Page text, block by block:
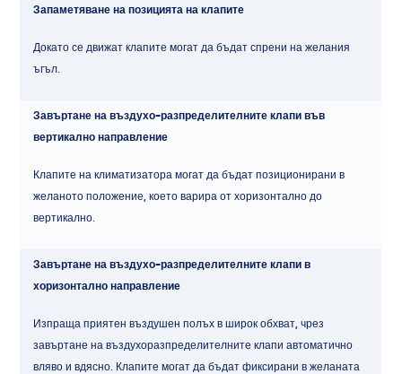
Запаметяване на позицията на клапите
Докато се движат клапите могат да бъдат спрени на желания
ъгъл.
Завъртане на въздухо-разпределителните клапи във
вертикално направление
Клапите на климатизатора могат да бъдат позиционирани в
желаното положение, което варира от хоризонтално до
вертикално.
Завъртане на въздухо-разпределителните клапи в
хоризонтално направление
Изпраща приятен въздушен полъх в широк обхват, чрез
завъртане на въздухоразпределителните клапи автоматично
вляво и вдясно. Клапите могат да бъдат фиксирани в желаната